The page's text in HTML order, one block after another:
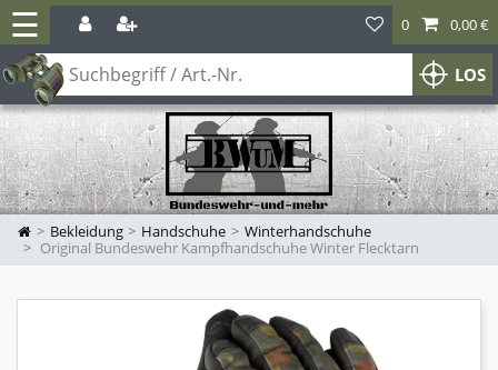
☰
LOS
0 0,00 €
Bekleidung Handschuhe
Winterhandschuhe
Original Bundeswehr Kampfhandschuhe Winter Flecktarn